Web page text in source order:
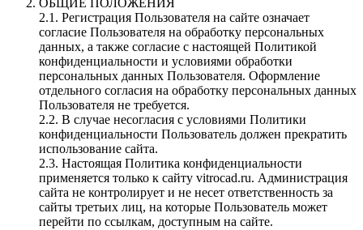
2.1. Регистрация Пользователя на сайте означает
согласие Пользователя на обработку персональных
данных, а также согласие с настоящей Политикой
конфиденциальности и условиями обработки
персональных данных Пользователя. Оформление
отдельного согласия на обработку персональных данных
Пользователя не требуется.
2.2. В случае несогласия с условиями Политики
конфиденциальности Пользователь должен прекратить
использование сайта.
2.3. Настоящая Политика конфиденциальности
применяется только к сайту vitrocad.ru. Администрация
сайта не контролирует и не несет ответственность за
сайты третьих лиц, на которые Пользователь может
перейти по ссылкам, доступным на сайте.